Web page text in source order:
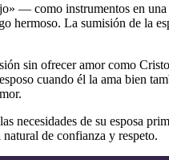
— como instrumentos en una
hermoso. La sumisión de la
sin ofrecer amor como
cuando él la ama bien
necesidades de su esposa
de confianza y respeto.